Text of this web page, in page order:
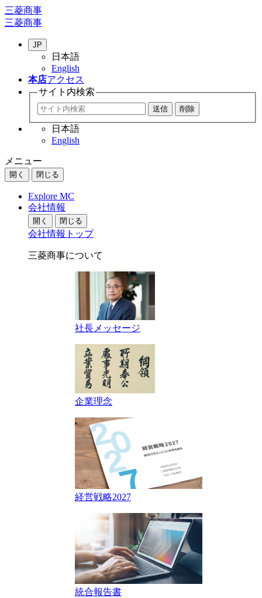
三菱商事
三菱商事
JP
日本語
English
本店アクセス
サイト内検索
日本語
English
メニュー
開く 閉じる
Explore MC
会社情報
開く 閉じる
会社情報トップ
三菱商事について
社長メッセージ
企業理念
経営戦略2027
統合報告書